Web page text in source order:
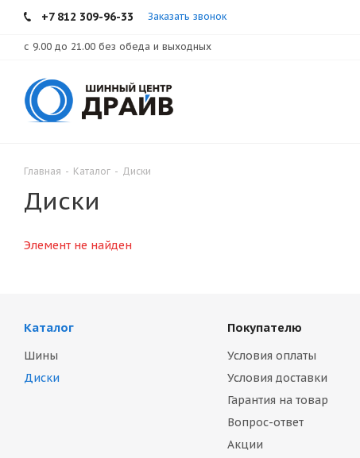
+7 812 309-96-33 Заказать звонок
с 9.00 до 21.00 без обеда и выходных
Главная - Каталог - Диски
Диски
Элемент не найден
Каталог
Шины
Диски
Покупателю
Условия оплаты
Условия доставки
Гарантия на товар
Вопрос-ответ
Акции